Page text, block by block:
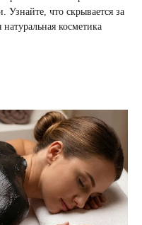
что скрывается за
косметика